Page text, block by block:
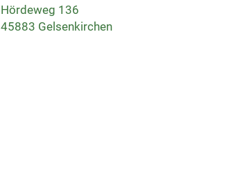
Hördeweg 136
45883 Gelsenkirchen